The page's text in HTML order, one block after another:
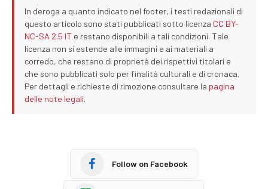
In deroga a quanto indicato nel footer, i testi redazionali di
questo articolo sono stati pubblicati sotto licenza CC BY-
NC-SA 2.5 IT e restano disponibili a tali condizioni. Tale
licenza non si estende alle immagini e ai materiali a
corredo, che restano di proprietà dei rispettivi titolari e
che sono pubblicati solo per finalità culturali e di cronaca.
Per dettagli e richieste di rimozione consultare la pagina
delle note legali.
Follow on Facebook